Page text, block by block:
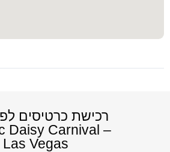
רכישת כרטיסים
Daisy Carnival –
Las Vegas